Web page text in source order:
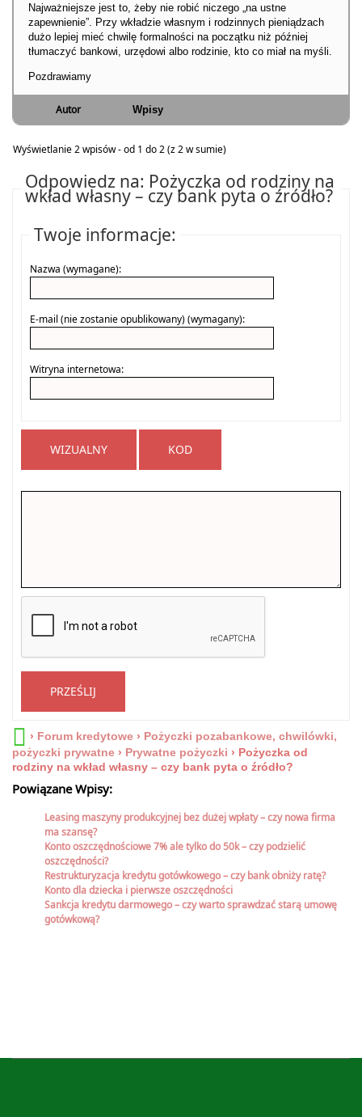
Najważniejsze jest to, żeby nie robić niczego „na ustne
zapewnienie”. Przy wkładzie własnym i rodzinnych pieniądzach
dużo lepiej mieć chwilę formalności na początku niż później
tłumaczyć bankowi, urzędowi albo rodzinie, kto co miał na myśli.
Pozdrawiamy
Autor Wpisy
Wyświetlanie 2 wpisów - od 1 do 2 (z 2 w sumie)
Odpowiedz na: Pożyczka od rodziny na
wkład własny – czy bank pyta o źródło?
Twoje informacje:
Nazwa (wymagane):
E-mail (nie zostanie opublikowany) (wymagany):
Witryna internetowa:
WIZUALNY KOD
PRZEŚLIJ
› Forum kredytowe › Pożyczki pozabankowe, chwilówki,
pożyczki prywatne › Prywatne pożyczki › Pożyczka od
rodziny na wkład własny – czy bank pyta o źródło?
Powiązane Wpisy:
Leasing maszyny produkcyjnej bez dużej wpłaty – czy nowa firma
ma szansę?
Konto oszczędnościowe 7% ale tylko do 50k – czy podzielić
oszczędności?
Restrukturyzacja kredytu gotówkowego – czy bank obniży ratę?
Konto dla dziecka i pierwsze oszczędności
Sankcja kredytu darmowego – czy warto sprawdzać starą umowę
gotówkową?